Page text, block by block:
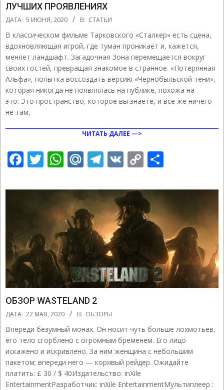
ЛУЧШИХ ПРОЯВЛЕНИЯХ
2020-
05
ДАТА: 5 ИЮНЯ, 2020 В: СТАТЬИ
В классическом фильме Тарковского «Сталкер» есть сцена,
вдохновляющая игрой, где туман проникает и, кажется,
меняет ландшафт. Загадочная Зона перемещается вокруг
своих гостей, превращая знакомое в странное. «Потерянная
Альфа», попытка воссоздать версию «Чернобыльской тени»,
которая никогда не появлялась на публике, похожа на
это. Это пространство, которое вы знаете, и все же ничего
не там,
ЧИТАТЬ ДАЛЕЕ —>
Facebook
Twitter
WhatsApp
Mail.Ru
Telegram
VK Copy
ОБЗОР WASTELAND 2
2020-
22
ДАТА: 22 МАЯ, 2020 В: ОБЗОРЫ
Впереди безумный монах. Он носит чуть больше лохмотьев,
его тело сгорблено с огромным бременем. Его лицо
искажено и искривлено. За ним женщина с небольшим
пакетом; впереди него — корявый рейдер. Ожидайте
платить: £ 30 / $ 40Издательство: inXile
EntertainmentРазработчик: inXile EntertainmentМультиплеер :